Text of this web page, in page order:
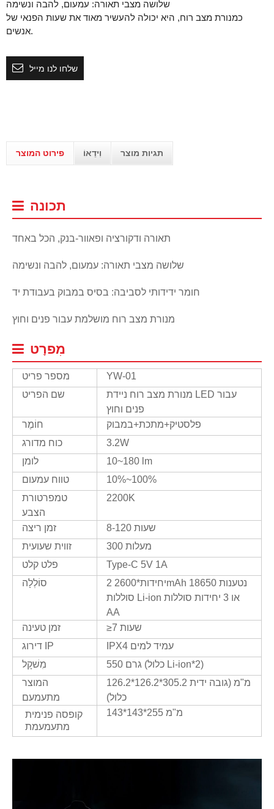
שלושה מצבי תאורה: עמעום, להבה ונשימה
כמנורת מצב רוח, היא יכולה להעשיר מאוד את שעות הפנאי של
אנשים.
שלחו לנו מייל
פירוט המוצר וִידֵאוֹ תגיות מוצר
תכונה
תאורה ודקורציה ופאוור-בנק, הכל באחד
שלושה מצבי תאורה: עמעום, להבה ונשימה
חומר ידידותי לסביבה: בסיס במבוק בעבודת יד
מנורת מצב רוח מושלמת עבור פנים וחוץ
מִפרָט
מספר פריט
YW-01
שם הפריט
מנורת מצב רוח ניידת LED עבור
פנים וחוץ
חוֹמֶר
פלסטיק+מתכת+במבוק
כוח מדורג
3.2W
לומן
10~180 lm
טווח עמעום
10%~100%
טמפרטורת
הצבע
2200K
זמן ריצה
8-120 שעות
זווית שעועית
300 מעלות
פלט קלט
Type-C 5V 1A
סוֹלְלָה
2 יחידות*2600mAh נטענות 18650
סוללות Li-ion או 3 יחידות סוללות
AA
זמן טעינה
≥7 שעות
דירוג IP
IPX4 עמיד למים
מִשׁקָל
550 גרם (כלול Li-ion*2)
המוצר
מתעמעם
126.2*126.2*305.2 מ"מ (גובה ידית
כלול)
קופסה פנימית
מתעמעמת
143*143*255 מ"מ